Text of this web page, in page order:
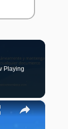
Playing
×